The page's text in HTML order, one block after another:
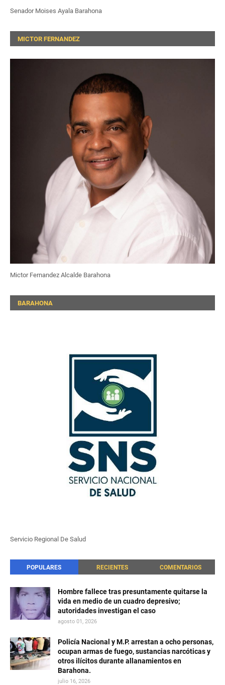
Senador Moises Ayala Barahona
MICTOR FERNANDEZ
Mictor Fernandez Alcalde Barahona
BARAHONA
Servicio Regional De Salud
POPULARES RECIENTES COMENTARIOS
Hombre fallece tras presuntamente quitarse la
vida en medio de un cuadro depresivo;
autoridades investigan el caso
agosto 01, 2026
Policía Nacional y M.P. arrestan a ocho personas,
ocupan armas de fuego, sustancias narcóticas y
otros ilícitos durante allanamientos en
Barahona.
julio 16, 2026